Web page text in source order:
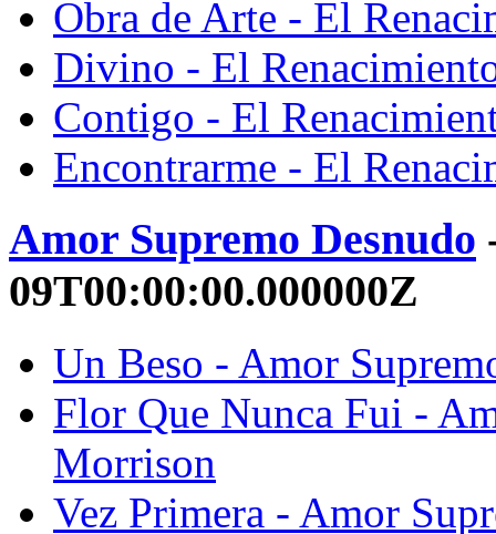
Obra de Arte - El
Divino - El
Contigo - El
Encontrarme - El
Amor Supremo Desnudo
09T00:00:00.000000Z
Un Beso - Amor
Flor Que Nunca Fui -
Morrison
Vez Primera - Amor